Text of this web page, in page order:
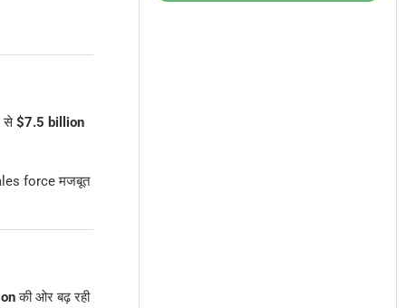
से$7.5 billion
force मजबूत
की ओर बढ़ रही